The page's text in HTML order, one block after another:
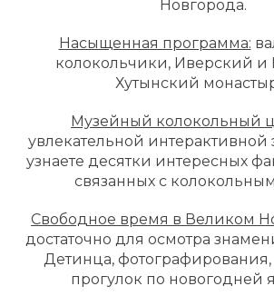
Новгорода.
Насыщенная программа:
колокольчики, Иверский и
Хутынский
Музейный колокольный
увлекательной интерактивной
узнаете десятки интересных
связанных с
Свободное время в Великом
достаточно для осмотра
Детинца, фотографирования,
прогулок по новогодней